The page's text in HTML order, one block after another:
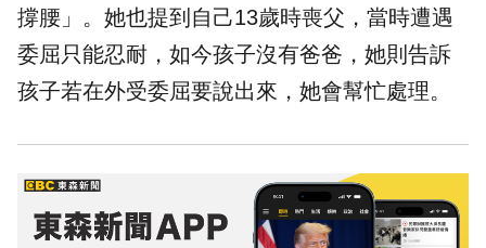
撐腰」。她也提到自己13歲時喪父，當時遭遇
委屈只能忍耐，如今孩子沒有爸爸，她則告訴
孩子若在外受委屈要說出來，她會幫忙處理。